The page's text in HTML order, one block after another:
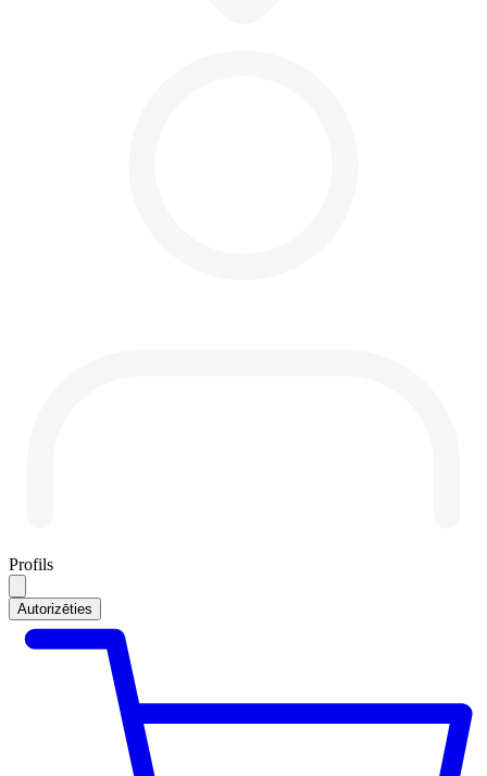
Profils
Autorizēties